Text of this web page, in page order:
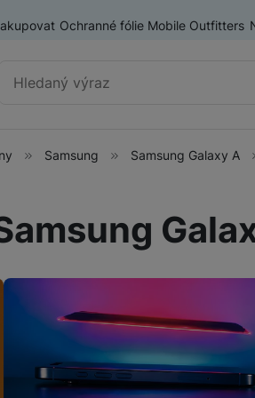
Ochranné fólie Mobile Outfitters
Vyhledávání
Chytré telefony
Samsung
Honor
Renewd iPhone
Odolné mobilní
Samsung Samsung Galaxy A